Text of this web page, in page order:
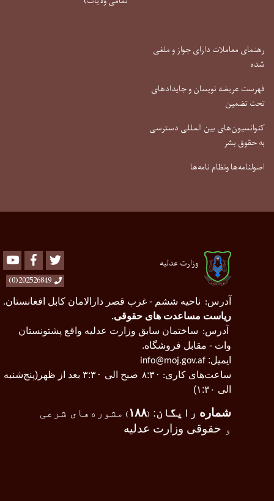
رهنمای معاملات دارای جواز و ملغی
شده
فهرست عریضه نویسان و جایدادهای
تحت تضمین
کنوانسیون‌های بین المللی دسترسی
به حقوق بشر
اصولنامه‌ها ونظام نامه‌ها
وزارت عدلیه Youtube Facebook
202526849(0)
آدرس: ناحیه ششم - غرب قصر دارالامان کابل افغانستان.
ریاست مساعدت های حقوقی.
آدرس: ساختمان سابق وزارت عدلیه واقع پشتونستان
وات - مقابل فروشگاه.
ایمیل: info@moj.gov.af
ساعت‌های کاری: :۳۰ صبح الی ۳ :۳۰
بعد از ظهر(پنج‌شنبه
الی ۱:۳۰)
شماره رایگان:
(۱۸۸) مشوره‌های شرعی
و حقوقی وزارت عدلیه